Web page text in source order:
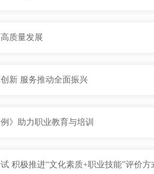
质量发展
新 服务推动全面振兴
》助力职业教育与培训
积极推进“文化素质+职业技能”评价方